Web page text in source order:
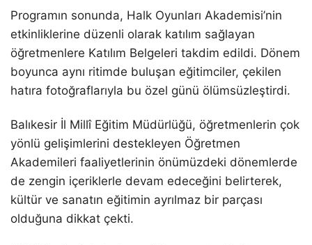
Programın sonunda, Halk Oyunları Akademisi’nin
etkinliklerine düzenli olarak katılım sağlayan
öğretmenlere Katılım Belgeleri takdim edildi. Dönem
boyunca aynı ritimde buluşan eğitimciler, çekilen
hatıra fotoğraflarıyla bu özel günü ölümsüzleştirdi.
Balıkesir İl Millî Eğitim Müdürlüğü, öğretmenlerin çok
yönlü gelişimlerini destekleyen Öğretmen
Akademileri faaliyetlerinin önümüzdeki dönemlerde
de zengin içeriklerle devam edeceğini belirterek,
kültür ve sanatın eğitimin ayrılmaz bir parçası
olduğuna dikkat çekti.